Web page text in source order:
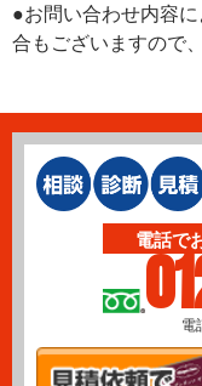
●お問い合わせ内容
合もございますので
電話で
電